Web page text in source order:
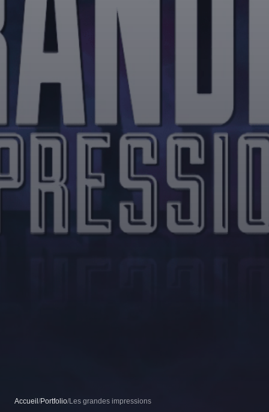
Accueil /Portfolio/Les grandes impressions